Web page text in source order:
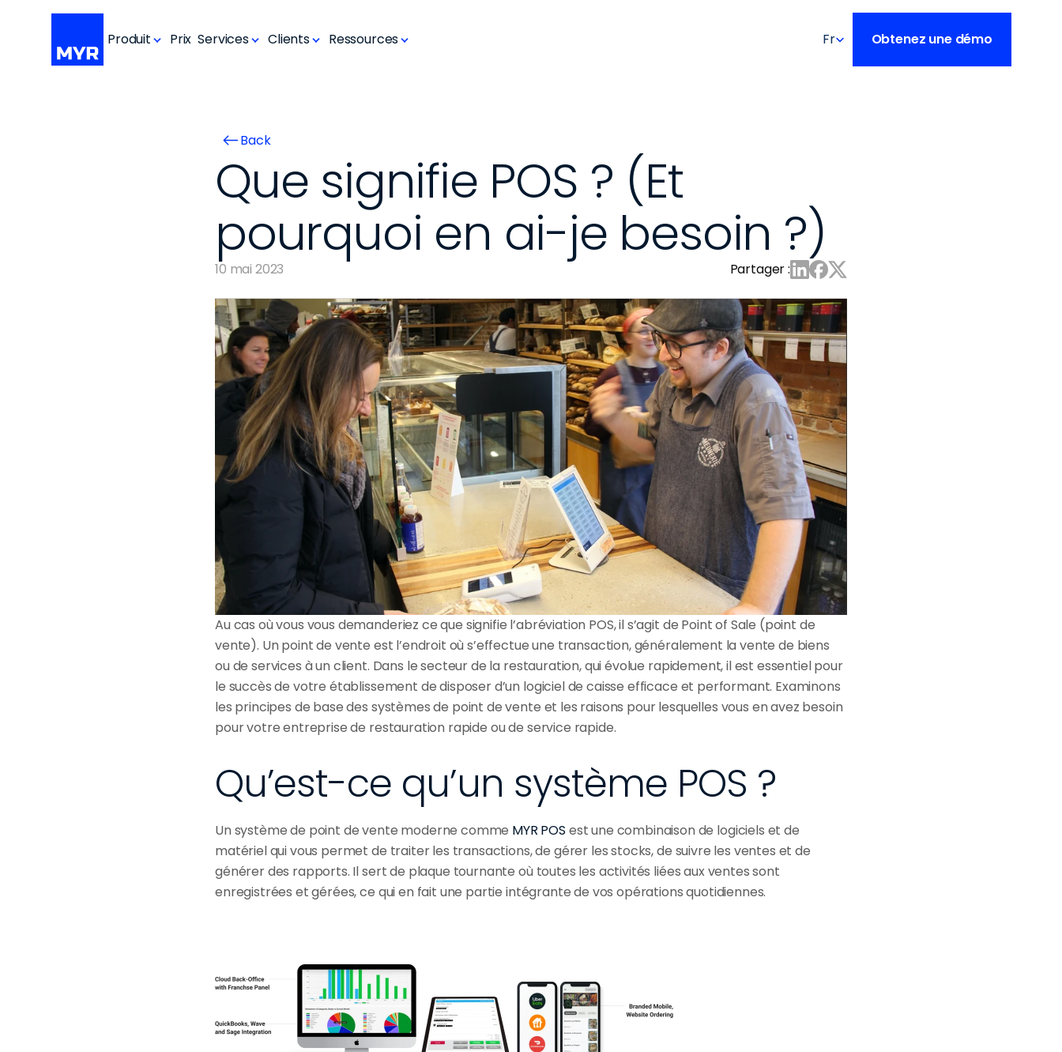
Produit Prix Services Clients Ressources Fr Obtenez une démo
Back
Que signifie POS ? (Et
pourquoi en ai-je besoin ?)
10 mai 2023 Partager :
Au cas où vous vous demanderiez ce que signifie l’abréviation POS, il s’agit de Point of Sale (point de
vente). Un point de vente est l’endroit où s’effectue une transaction, généralement la vente de biens
ou de services à un client. Dans le secteur de la restauration, qui évolue rapidement, il est essentiel pour
le succès de votre établissement de disposer d’un logiciel de caisse efficace et performant. Examinons
les principes de base des systèmes de point de vente et les raisons pour lesquelles vous en avez besoin
pour votre entreprise de restauration rapide ou de service rapide.
Qu’est-ce qu’un système POS ?
Un système de point de vente moderne comme MYR POS est une combinaison de logiciels et de
matériel qui vous permet de traiter les transactions, de gérer les stocks, de suivre les ventes et de
générer des rapports. Il sert de plaque tournante où toutes les activités liées aux ventes sont
enregistrées et gérées, ce qui en fait une partie intégrante de vos opérations quotidiennes.